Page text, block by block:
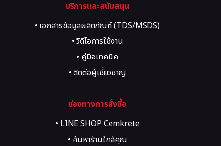
บริการและสนับสนุน
• เอกสารข้อมูลผลิตภัณฑ์ (TDS/MSDS)
• วิดีโอการใช้งาน
• คู่มือเทคนิค
• ติดต่อผู้เชี่ยวชาญ
ช่องทางการสั่งซื้อ
• LINE SHOP Cemkrete
• ค้นหาร้านใกล้คุณ